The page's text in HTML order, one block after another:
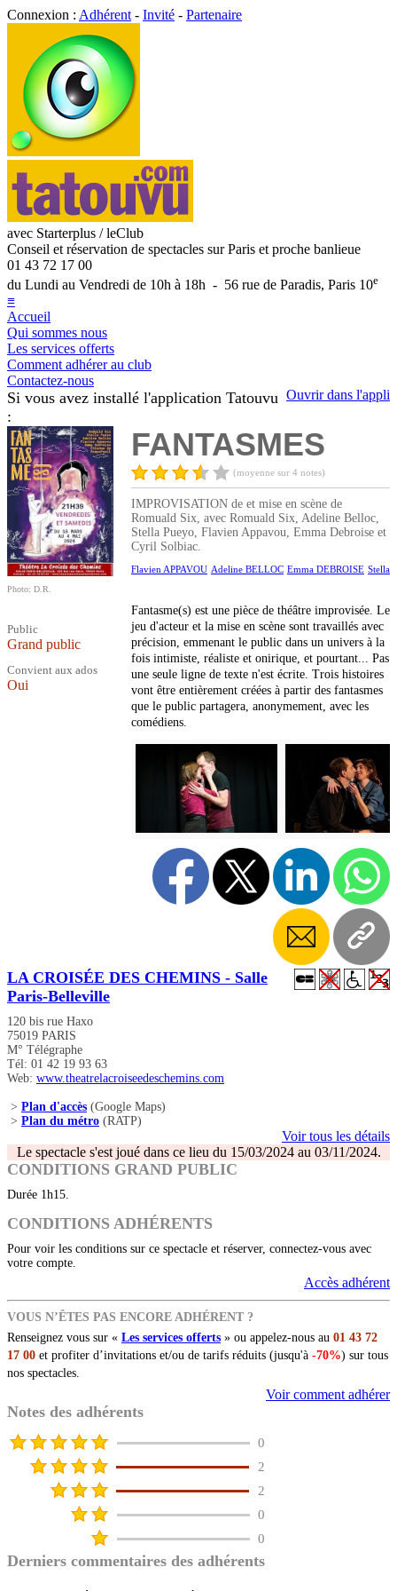
Connexion : Adhérent - Invité - Partenaire
avec Starterplus / leClub
Conseil et réservation de spectacles sur Paris et proche banlieue
01 43 72 17 00
du Lundi au Vendredi de 10h à 18h - 56 rue de Paradis, Paris 10e
≡
Accueil
Qui sommes nous
Les services offerts
Comment adhérer au club
Contactez-nous
Ouvrir dans l'appli
Si vous avez installé l'application Tatouvu
:
Photo: D.R.
Public
Grand public
Convient aux ados
Oui
FANTASMES
(moyenne sur 4 notes)
IMPROVISATION de et mise en scène de
Romuald Six, avec Romuald Six, Adeline Belloc,
Stella Pueyo, Flavien Appavou, Emma Debroise et
Cyril Solbiac.
Flavien APPAVOU Adeline BELLOC Emma DEBROISE Stella
Fantasme(s) est une pièce de théâtre improvisée. Le
jeu d'acteur et la mise en scène sont travaillés avec
précision, emmenant le public dans un univers à la
fois intimiste, réaliste et onirique, et pourtant... Pas
une seule ligne de texte n'est écrite. Trois histoires
vont être entièrement créées à partir des fantasmes
que le public partagera, anonymement, avec les
comédiens.
LA CROISÉE DES CHEMINS - Salle
Paris-Belleville
120 bis rue Haxo
75019 PARIS
M° Télégraphe
Tél: 01 42 19 93 63
Web: www.theatrelacroiseedeschemins.com
> Plan d'accès (Google Maps)
> Plan du métro (RATP)
Voir tous les détails
Le spectacle s'est joué dans ce lieu du 15/03/2024 au 03/11/2024.
CONDITIONS GRAND PUBLIC
Durée 1h15.
CONDITIONS ADHÉRENTS
Pour voir les conditions sur ce spectacle et réserver, connectez-vous avec
votre compte.
Accès adhérent
VOUS N’ÊTES PAS ENCORE ADHÉRENT ?
Renseignez vous sur « Les services offerts » ou appelez-nous au 01 43 72
17 00 et profiter d’invitations et/ou de tarifs réduits (jusqu'à -70%) sur tous
nos spectacles.
Voir comment adhérer
Notes des adhérents
0
2
2
0
0
Derniers commentaires des adhérents